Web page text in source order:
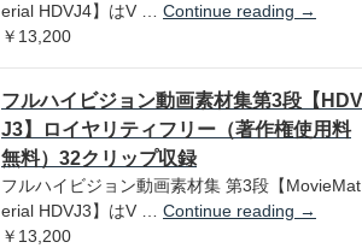
erial HDVJ4】はV … Continue reading →
￥13,200
フルハイビジョン動画素材集第3段【HDV
J3】ロイヤリティフリー（著作権使用料
無料）32クリップ収録
フルハイビジョン動画素材集 第3段【MovieMat
erial HDVJ3】はV … Continue reading →
￥13,200